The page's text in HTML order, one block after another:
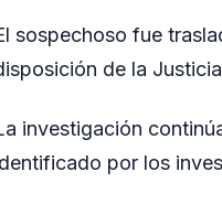
sospechoso fue
de la
investigación
por los